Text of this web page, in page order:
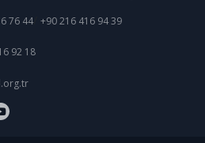
76 44/ +90 216 416 94 39
92 18